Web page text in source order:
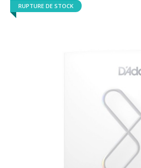
RUPTURE DE STOCK